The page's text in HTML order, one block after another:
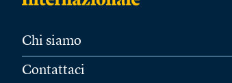
Chi siamo
Contattaci